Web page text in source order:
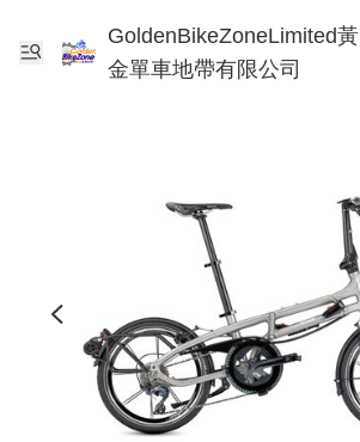
GoldenBikeZoneLimited黃
金單車地帶有限公司